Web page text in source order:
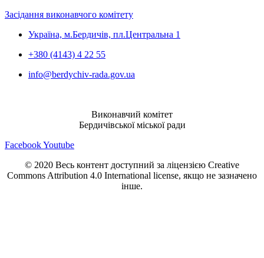
Засідання виконавчого комітету
Україна, м.Бердичів, пл.Центральна 1
+380 (4143) 4 22 55
info@berdychiv-rada.gov.ua
Виконавчий комітет
Бердичівської міської ради
FacebookYoutube
© 2020 Весь контент доступний за ліцензією Creative
Commons Attribution 4.0 International license, якщо не зазначено
інше.